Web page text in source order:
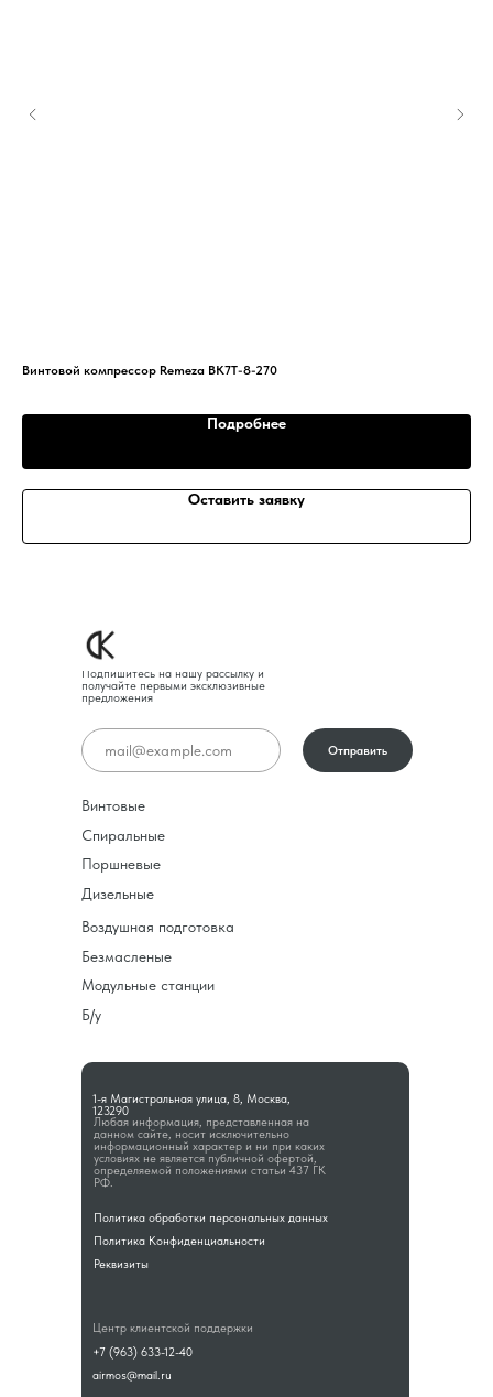
Винтовой компрессор Remeza ВК7Т-8-270
Подробнее
Оставить заявку
Любая информация, представленная на
данном сайте, носит исключительно
информационный характер и ни при каких
условиях не является публичной офертой,
определяемой положениями статьи 437 ГК
РФ.
1-я Магистральная улица, 8, Москва,
123290
Подпишитесь на нашу рассылку и
получайте первыми эксклюзивные
предложения
Винтовые
Спиральные
Поршневые
Дизельные
Воздушная подготовка
Безмасленые
Модульные станции
Б/у
Политика обработки персональных данных
Политика Конфиденциальности
Реквизиты
Центр клиентской поддержки
+7 (963) 633-12-40
airmos@mail.ru
Отправить